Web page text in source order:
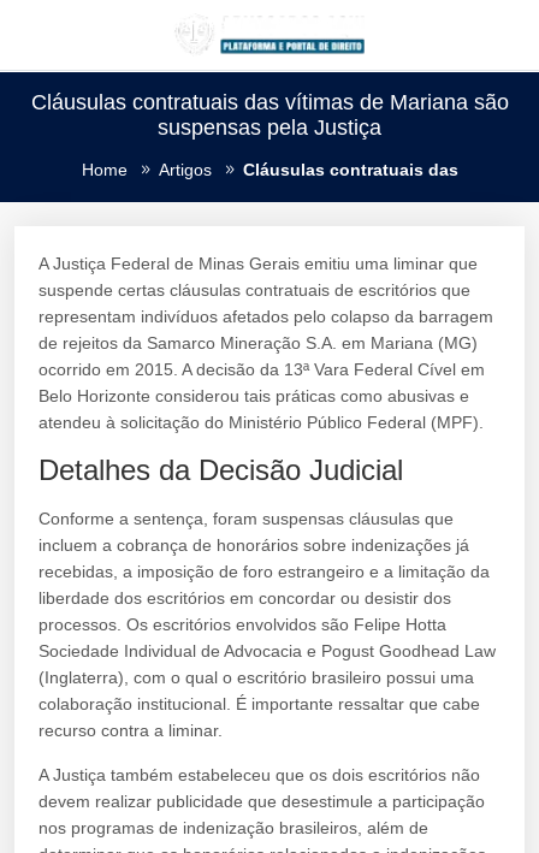
Cláusulas contratuais das vítimas de Mariana são
suspensas pela Justiça
Home Artigos Cláusulas contratuais das
A Justiça Federal de Minas Gerais emitiu uma liminar que
suspende certas cláusulas contratuais de escritórios que
representam indivíduos afetados pelo colapso da barragem
de rejeitos da Samarco Mineração S.A. em Mariana (MG)
ocorrido em 2015. A decisão da 13ª Vara Federal Cível em
Belo Horizonte considerou tais práticas como abusivas e
atendeu à solicitação do Ministério Público Federal (MPF).
Detalhes da Decisão Judicial
Conforme a sentença, foram suspensas cláusulas que
incluem a cobrança de honorários sobre indenizações já
recebidas, a imposição de foro estrangeiro e a limitação da
liberdade dos escritórios em concordar ou desistir dos
processos. Os escritórios envolvidos são Felipe Hotta
Sociedade Individual de Advocacia e Pogust Goodhead Law
(Inglaterra), com o qual o escritório brasileiro possui uma
colaboração institucional. É importante ressaltar que cabe
recurso contra a liminar.
A Justiça também estabeleceu que os dois escritórios não
devem realizar publicidade que desestimule a participação
nos programas de indenização brasileiros, além de